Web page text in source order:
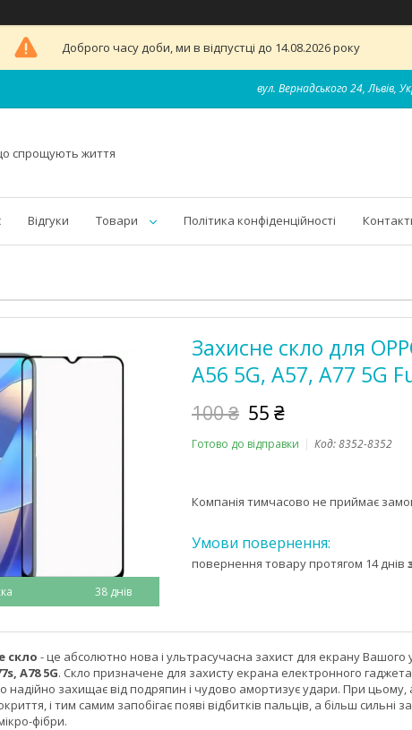
Доброго часу доби, ми в відпустці до 14.08.2026 року
вул. Вернадського 24, Львів,
спрощують життя
Відгуки Товари Політика конфіденційності
38 днів
Захисне скло для
A56 5G, A57, A77 5G
100 ₴ 55 ₴
Готово до відправки Код:8352-8352
Компанія тимчасово не приймає
повернення товару протягом 14 днів
скло - це абсолютно нова і ультрасучасна захист для екрану
A78 5G​​​​. Скло призначене для захисту екрана електронного
надійно захищає від подряпин і чудово амортизує удари. При
і тим самим запобігає появі відбитків пальців, а більш
фібри.